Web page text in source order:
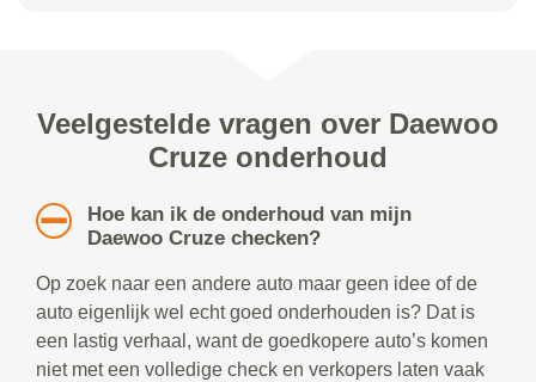
Veelgestelde vragen over Daewoo
Cruze onderhoud
Hoe kan ik de onderhoud van mijn
Daewoo Cruze checken?
Op zoek naar een andere auto maar geen idee of de
auto eigenlijk wel echt goed onderhouden is? Dat is
een lastig verhaal, want de goedkopere auto’s komen
niet met een volledige check en verkopers laten vaak